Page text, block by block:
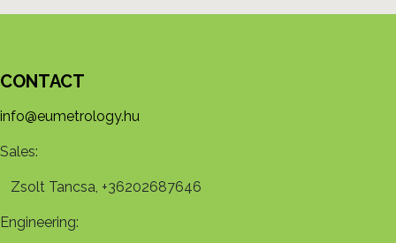
CONTACT
info@eumetrology.hu
Sales:
Zsolt Tancsa, +36202687646
Engineering: